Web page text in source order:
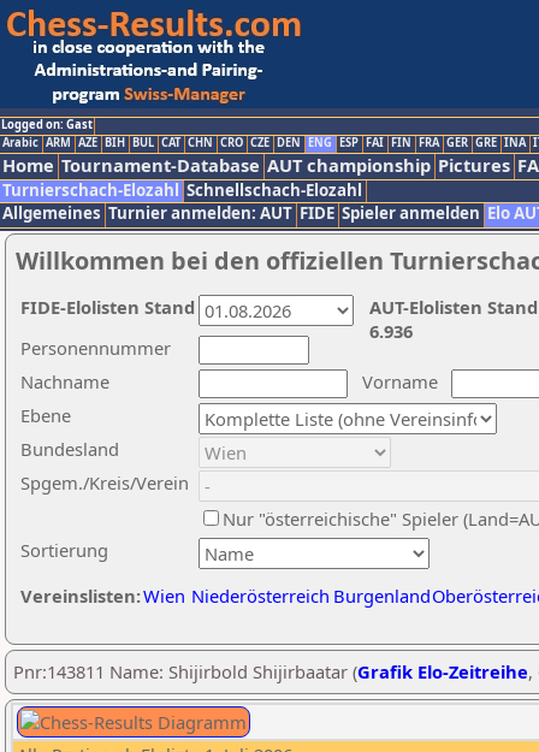
Logged on: Gast
Arabic ARM AZE BIH BUL CAT CHN CRO CZE DEN ENG ESP FAI FIN FRA GER GRE INA
Home Tournament-Database AUT championship Pictures
Turnierschach-Elozahl Schnellschach-Elozahl
Allgemeines Turnier anmelden: AUT FIDE Spieler anmelden Elo
Willkommen bei den offiziellen
Nachname
Vorname
Ebene
Sortierung
Personennummer
Bundesland
Spgem./Kreis/Verein
Nur "österreichische" Spieler
Vereinslisten:Wien Niederösterreich Burgenland
AUT-Elolisten
6.936
FIDE-Elolisten Stand
Pnr:143811 Name: Shijirbold Shijirbaatar (Grafik Elo-Zeitreihe,